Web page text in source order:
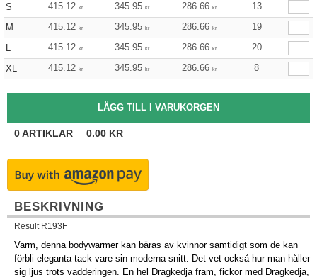
S
415.12 kr 345.95 kr 286.66 kr
13
M
415.12 kr 345.95 kr 286.66 kr
19
L
415.12 kr 345.95 kr 286.66 kr
20
XL
415.12 kr 345.95 kr 286.66 kr 8
0ARTIKLAR 0.00 KR
BESKRIVNING
Result R193F
Varm, denna bodywarmer kan bäras av kvinnor samtidigt som de kan
förbli eleganta tack vare sin moderna snitt. Det vet också hur man håller
sig ljus trots vadderingen. En hel Dragkedja fram, fickor med Dragkedja,